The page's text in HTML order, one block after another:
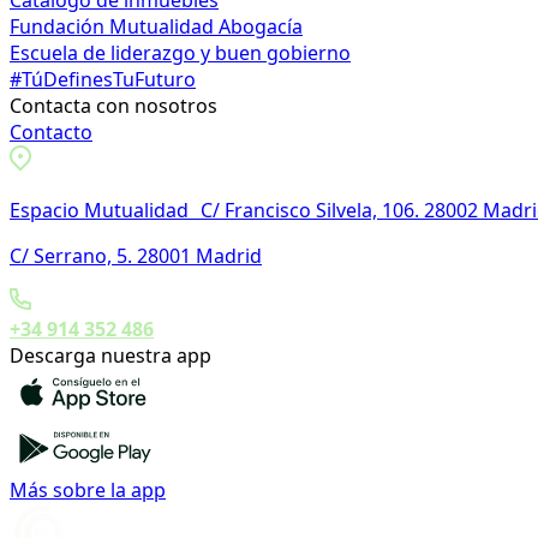
Fundación Mutualidad Abogacía
Escuela de liderazgo y buen gobierno
#TúDefinesTuFuturo
Contacta con nosotros
Contacto
Espacio Mutualidad C/ Francisco Silvela, 106. 28002
C/ Serrano, 5. 28001 Madrid
+34 914 352 486
Descarga nuestra app
Más sobre la app